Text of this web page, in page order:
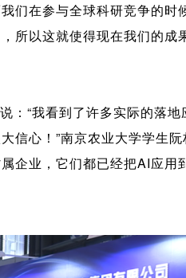
们在参与全球科研竞争的时
所以这就使得现在我们的成
“我看到了许多实际的落
心！”南京农业大学学生
企业，它们都已经把AI应用